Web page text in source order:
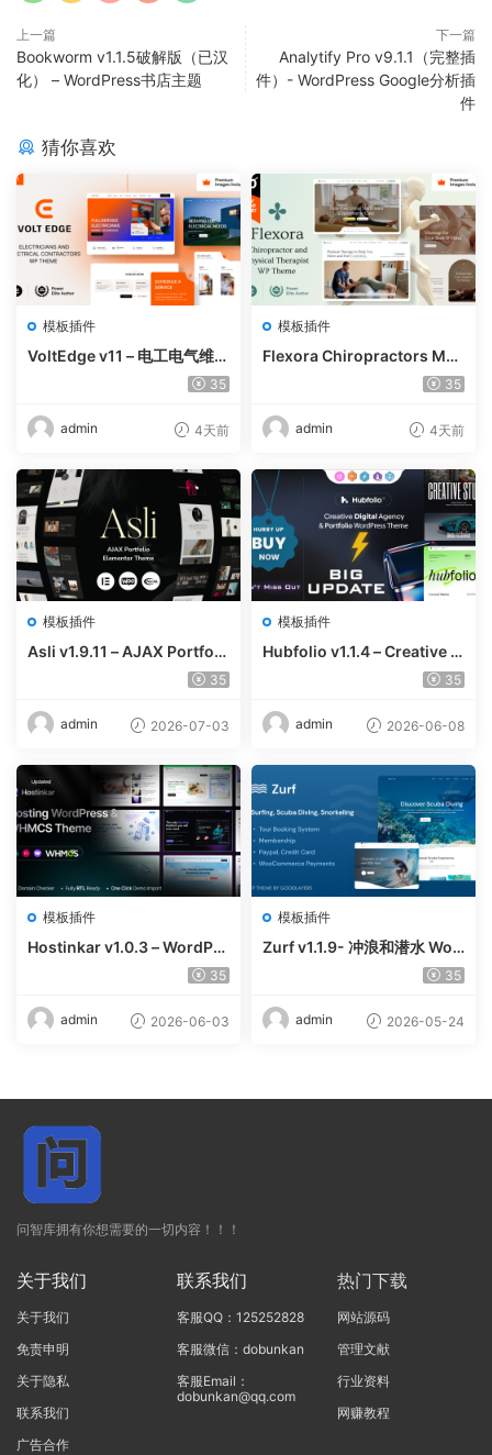
上一篇
Bookworm v1.1.5破解版（已汉
化） – WordPress书店主题
下一篇
Analytify Pro v9.1.1（完整插
件）- WordPress Google分析插
件
猜你喜欢
模板插件
VoltEdge v11 – 电工电气维修
35
admin 4天前
模板插件
Flexora Chiropractors Mes
sage and Physical Therapi
35
admin 4天前
模板插件
Asli v1.9.11 – AJAX Portfoli
o Elementor WordPress Th
35
admin 2026-07-03
模板插件
Hubfolio v1.1.4 – Creative P
ortfolio & Digital Agency W
e
35
admin 2026-06-08
模板插件
Hostinkar v1.0.3 – WordPre
35
admin 2026-06-03
模板插件
Zurf v1.1.9- 冲浪和潜水 Wor
35
admin 2026-05-24
问智库拥有你想需要的一切内容！！！
关于我们
关于我们
免责申明
关于隐私
联系我们
广告合作
联系我们
客服QQ：125252828
客服微信：dobunkan
客服Email：
dobunkan@qq.com
热门下载
网站源码
管理文献
行业资料
网赚教程